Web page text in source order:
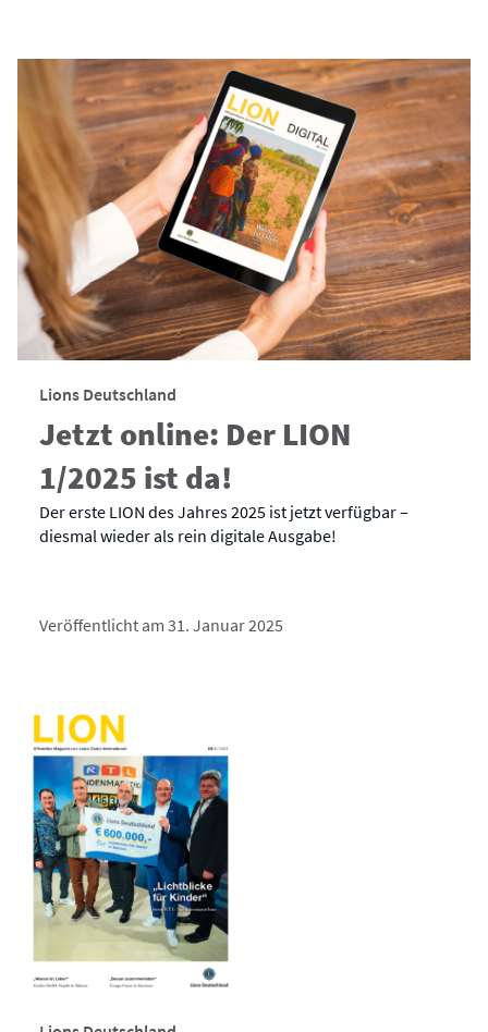
Lions Deutschland
Jetzt online: Der LION
1/2025 ist da!
Der erste LION des Jahres 2025 ist jetzt verfügbar –
diesmal wieder als rein digitale Ausgabe!
Veröffentlicht am 31. Januar 2025